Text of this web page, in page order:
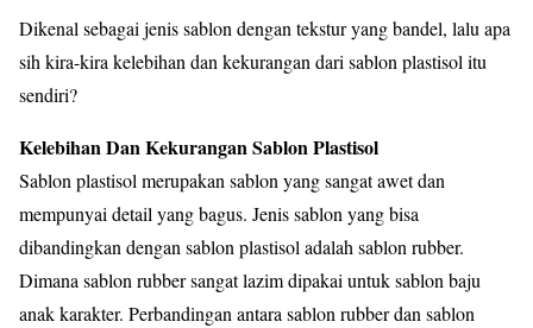
‍Dikenal sebagai jenis sablon dengan tekstur yang bandel, lalu apa
sih kira-kira kelebihan dan kekurangan dari sablon plastisol itu
sendiri?
Kelebihan Dan Kekurangan Sablon Plastisol
Sablon plastisol merupakan sablon yang sangat awet dan
mempunyai detail yang bagus. Jenis sablon yang bisa
dibandingkan dengan sablon plastisol adalah sablon rubber.
Dimana sablon rubber sangat lazim dipakai untuk sablon baju
anak karakter. Perbandingan antara sablon rubber dan sablon